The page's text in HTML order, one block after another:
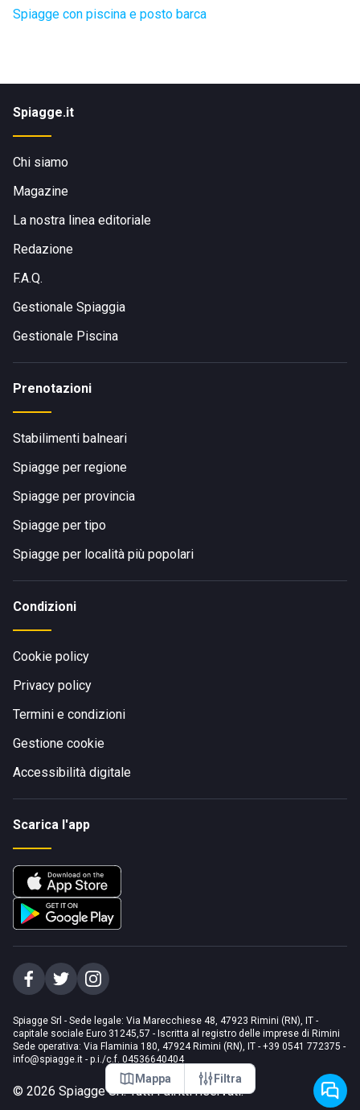
Mappa Filtra
Spiagge con piscina e posto barca
Spiagge.it
Chi siamo
Magazine
La nostra linea editoriale
Redazione
F.A.Q.
Gestionale Spiaggia
Gestionale Piscina
Prenotazioni
Stabilimenti balneari
Spiagge per regione
Spiagge per provincia
Spiagge per tipo
Spiagge per località più popolari
Condizioni
Cookie policy
Privacy policy
Termini e condizioni
Gestione cookie
Accessibilità digitale
Scarica l'app
Spiagge Srl - Sede legale: Via Marecchiese 48, 47923 Rimini (RN), IT -
capitale sociale Euro 31245,57 - Iscritta al registro delle imprese di Rimini
Sede operativa: Via Flaminia 180, 47924 Rimini (RN), IT - +39 0541 772375 -
info@spiagge.it - p.i./c.f. 04536640404
© 2026 Spiagge Srl. Tutti i diritti riservati.